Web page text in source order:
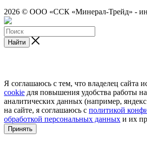
2026 © ООО «ССК «Минерал-Трейд» -
Найти
Я соглашаюсь с тем, что владелец сайта
cookie для повышения удобства работы
аналитических данных (например,
на сайте, я соглашаюсь с политикой
обработкой персональных данных и их
Принять